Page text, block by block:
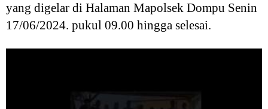
yang digelar di Halaman Mapolsek Dompu Senin
17/06/2024. pukul 09.00 hingga selesai.